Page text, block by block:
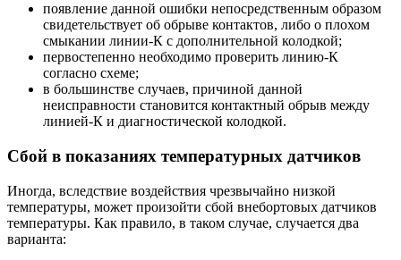
появление данной ошибки непосредственным образом
свидетельствует об обрыве контактов, либо о плохом
смыкании линии-К с дополнительной колодкой;
первостепенно необходимо проверить линию-К
согласно схеме;
в большинстве случаев, причиной данной
неисправности становится контактный обрыв между
линией-К и диагностической колодкой.
Сбой в показаниях температурных датчиков
Иногда, вследствие воздействия чрезвычайно низкой
температуры, может произойти сбой внебортовых датчиков
температуры. Как правило, в таком случае, случается два
варианта: